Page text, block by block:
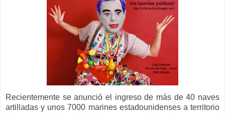
Recientemente se anunció el ingreso de más de 40 naves
artilladas y unos 7000 marines estadounidenses a territorio